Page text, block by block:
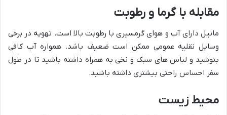
مقابله با گرما و رطوبت
مانیل دارای آب و هوای گرمسیری با رطوبت بالا است. تهویه در برخی
وسایل نقلیه عمومی ممکن است ضعیف باشد. همواره آب کافی
بنوشید و لباس های سبک و نخی به همراه داشته باشید تا در طول
سفر احساس راحتی بیشتری داشته باشید.
محیط زیست